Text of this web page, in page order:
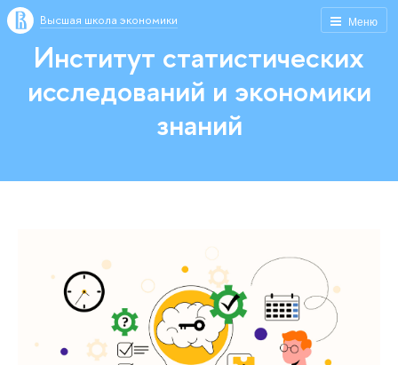
Меню
Высшая школа экономики
Институт статистических
исследований и экономики
знаний